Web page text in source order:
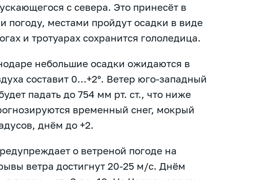
с севера. Это принесёт в
погоду, местами пройдут осадки в виде
и тротуарах сохранится гололедица.
небольшие осадки ожидаются в
составит 0…+2°. Ветер юго-западный
падать до 754 мм рт. ст., что ниже
временный снег, мокрый
днём до +2.
о ветреной погоде на
ветра достигнут 20-25 м/с. Днём